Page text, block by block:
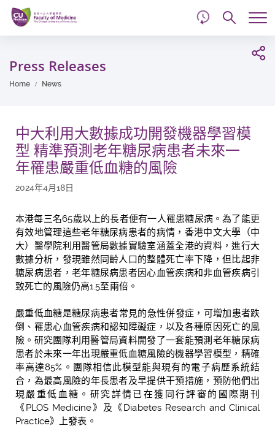
Skip
main
content
Press Releases
Home News
中大利用大數據成功開發機器學習模
型 精準預測老年糖尿病患者未來一
年罹患嚴重低血糖的風險
2024年4月18日
本港每三名65歲以上的長者便有一人罹患糖尿病。為了能更
有效地管理這些老年糖尿病患者的病情，香港中文大學（中
大）醫學院利用醫管局數據實驗室涵蓋全港的資料，進行大
數據分析，發現雖然同齡人口的整體死亡率下降，但比起非
糖尿病患者，老年糖尿病患者因心血管疾病和非血管疾病引
致死亡的風險仍高1.5至兩倍。
嚴重低血糖是糖尿病患者常見的急性併發症，可增加患者跌
倒、罹患心血管疾病和認知障礙症，以及各種原因死亡的風
險 。研究團隊利用醫管局資料開發了一套能預測老年糖尿病
患者於未來一年出現嚴重低血糖風險的機器學習模型，精確
率高達85% 。團隊相信此模型能與現有的電子病歷系統結
合，為最高風險的年長患者及早提供干預措施，預防他們出
現嚴重低血糖。研究詳情已在獲同行評審的國際期刊
《 PLOS Medicine》及《 Diabetes Research and Clinical
Practice》上發表。